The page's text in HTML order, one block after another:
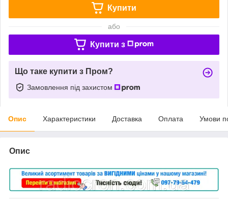
Купити
або
Купити з
Що таке купити з Пром?
Замовлення під захистом
Опис Характеристики Доставка Оплата Умови
Опис